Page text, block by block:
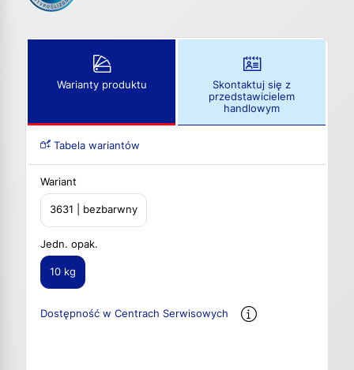
Warianty produktu
Skontaktuj się z
przedstawicielem
handlowym
Tabela wariantów
Wariant
3631 | bezbarwny
Jedn. opak.
10 kg
Dostępność w Centrach Serwisowych